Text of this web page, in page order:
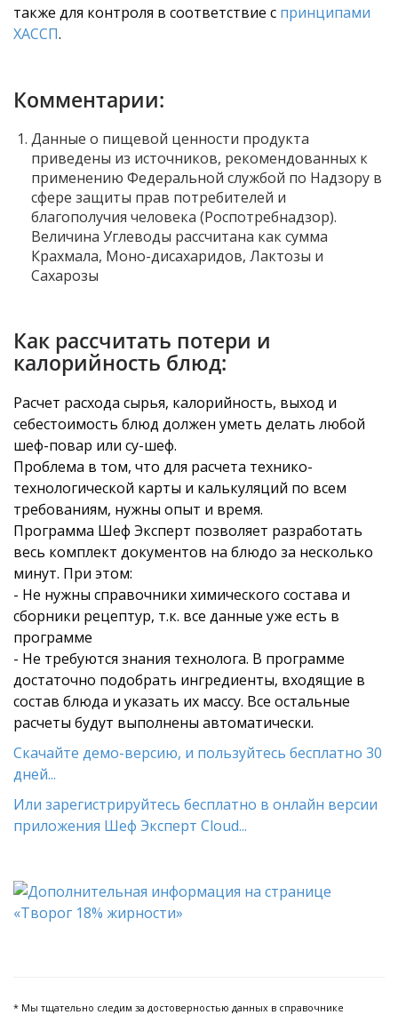
также для контроля в соответствие с принципами
ХАССП.
Комментарии:
Данные о пищевой ценности продукта
приведены из источников, рекомендованных к
применению Федеральной службой по Надзору в
сфере защиты прав потребителей и
благополучия человека (Роспотребнадзор).
Величина Углеводы рассчитана как сумма
Крахмала, Моно-дисахаридов, Лактозы и
Сахарозы
Как рассчитать потери и
калорийность блюд:
Расчет расхода сырья, калорийность, выход и
себестоимость блюд должен уметь делать любой
шеф-повар или су-шеф.
Проблема в том, что для расчета технико-
технологической карты и калькуляций по всем
требованиям, нужны опыт и время.
Программа Шеф Эксперт позволяет разработать
весь комплект документов на блюдо за несколько
минут. При этом:
- Не нужны справочники химического состава и
сборники рецептур, т.к. все данные уже есть в
программе
- Не требуются знания технолога. В программе
достаточно подобрать ингредиенты, входящие в
состав блюда и указать их массу. Все остальные
расчеты будут выполнены автоматически.
Скачайте демо-версию, и пользуйтесь бесплатно 30
дней...
Или зарегистрируйтесь бесплатно в онлайн версии
приложения Шеф Эксперт Cloud...
* Мы тщательно следим за достоверностью данных в справочнике